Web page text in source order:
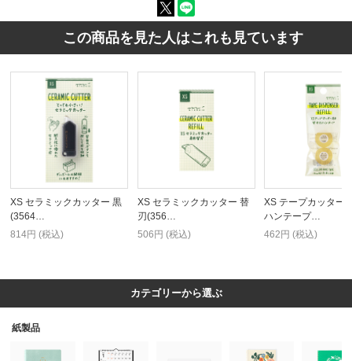
この商品を見た人はこれも見ています
XS セラミックカッター 黒
(3564…
814円 (税込)
XS セラミックカッター 替
刃(356…
506円 (税込)
XS テープカッター
ハンテープ…
462円 (税込)
カテゴリーから選ぶ
紙製品